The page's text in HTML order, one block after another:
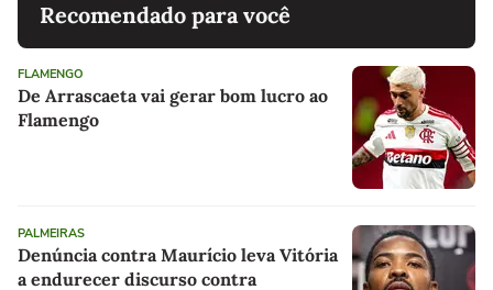
Recomendado para você
FLAMENGO
De Arrascaeta vai gerar bom lucro ao
Flamengo
PALMEIRAS
Denúncia contra Maurício leva Vitória
a endurecer discurso contra